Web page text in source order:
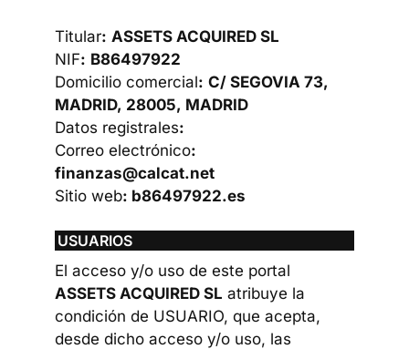
Titular: ASSETS ACQUIRED SL
NIF: B86497922
Domicilio comercial: C/ SEGOVIA 73,
MADRID, 28005, MADRID
Datos registrales:
Correo electrónico:
finanzas@calcat.net
Sitio web: b86497922.es
USUARIOS
El acceso y/o uso de este portal
ASSETS ACQUIRED SL atribuye la
condición de USUARIO, que acepta,
desde dicho acceso y/o uso, las